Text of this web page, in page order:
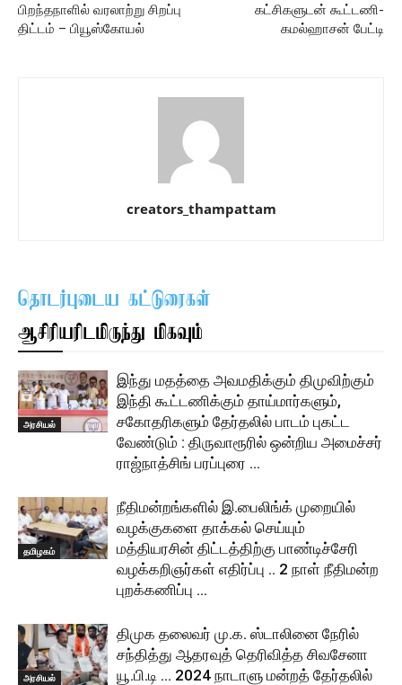
பிறந்தநாளில் வரலாற்று சிறப்பு
திட்டம் – பியூஸ்கோயல்
கட்சிகளுடன் கூட்டணி-
கமல்ஹாசன் பேட்டி
creators_thampattam
தொடர்புடைய கட்டுரைகள்
ஆசிரியரிடமிருந்து மிகவும்
அரசியல்
இந்து மதத்தை அவமதிக்கும் திமுவிற்கும்
இந்தி கூட்டணிக்கும் தாய்மார்களும்,
சகோதரிகளும் தேர்தலில் பாடம் புகட்ட
வேண்டும் : திருவாரூரில் ஒன்றிய அமைச்சர்
ராஜ்நாத்சிங் பரப்புரை …
தமிழகம்
நீதிமன்றங்களில் இ.பைலிங்க் முறையில்
வழக்குகளை தாக்கல் செய்யும்
மத்தியரசின் திட்டத்திற்கு பாண்டிச்சேரி
வழக்கறிஞர்கள் எதிர்ப்பு .. 2 நாள் நீதிமன்ற
புறக்கணிப்பு …
அரசியல்
திமுக தலைவர் மு.க. ஸ்டாலினை நேரில்
சந்தித்து ஆதரவுத் தெரிவித்த சிவசேனா
யூ.பி.டி … 2024 நாடாளு மன்றத் தேர்தலில்